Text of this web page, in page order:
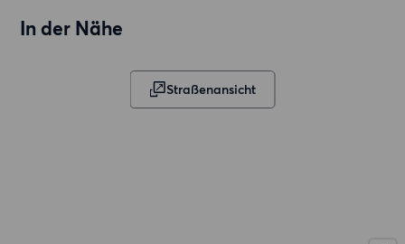
In der Nähe
Straßenansicht